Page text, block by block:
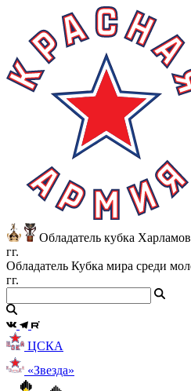
Обладатель кубка
гг.
Обладатель Кубка мира среди
гг.
ЦСКА
«Звезда»